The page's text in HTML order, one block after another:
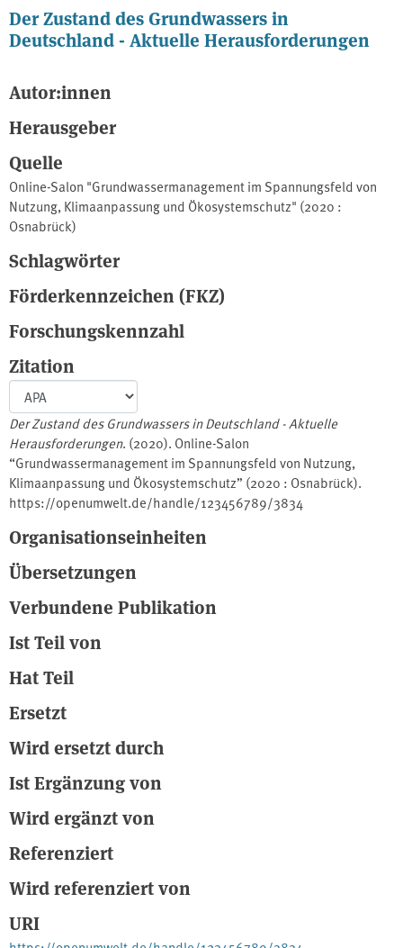
Der Zustand des Grundwassers in
Deutschland - Aktuelle Herausforderungen
Autor:innen
Herausgeber
Quelle
Online-Salon "Grundwassermanagement im Spannungsfeld von
Nutzung, Klimaanpassung und Ökosystemschutz" (2020 :
Osnabrück)
Schlagwörter
Förderkennzeichen (FKZ)
Forschungskennzahl
Zitation
Der Zustand des Grundwassers in Deutschland - Aktuelle
Herausforderungen. (2020). Online-Salon
“Grundwassermanagement im Spannungsfeld von Nutzung,
Klimaanpassung und Ökosystemschutz” (2020 : Osnabrück).
https://openumwelt.de/handle/123456789/3834
Organisationseinheiten
Übersetzungen
Verbundene Publikation
Ist Teil von
Hat Teil
Ersetzt
Wird ersetzt durch
Ist Ergänzung von
Wird ergänzt von
Referenziert
Wird referenziert von
URI